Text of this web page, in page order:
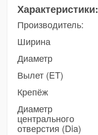
Характеристики:
Производитель:
Ширина
Диаметр
Вылет (ET)
Крепёж
Диаметр
центрального
отверстия (Dia)